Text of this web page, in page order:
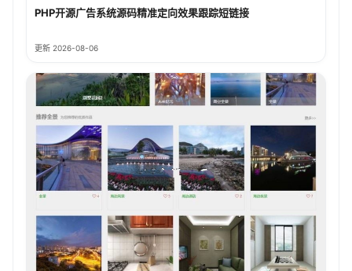
PHP开源广告系统源码精准定向效果跟踪短链接
更新 2026-08-06